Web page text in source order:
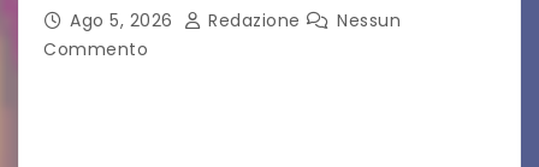
Ago 5, 2026 Redazione
Nessun
Commento